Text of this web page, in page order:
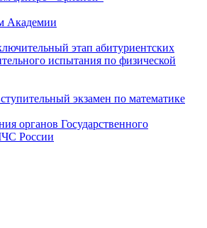
Академии
этап абитуриентских
испытания по физической
экзамен по математике
органов Государственного
России